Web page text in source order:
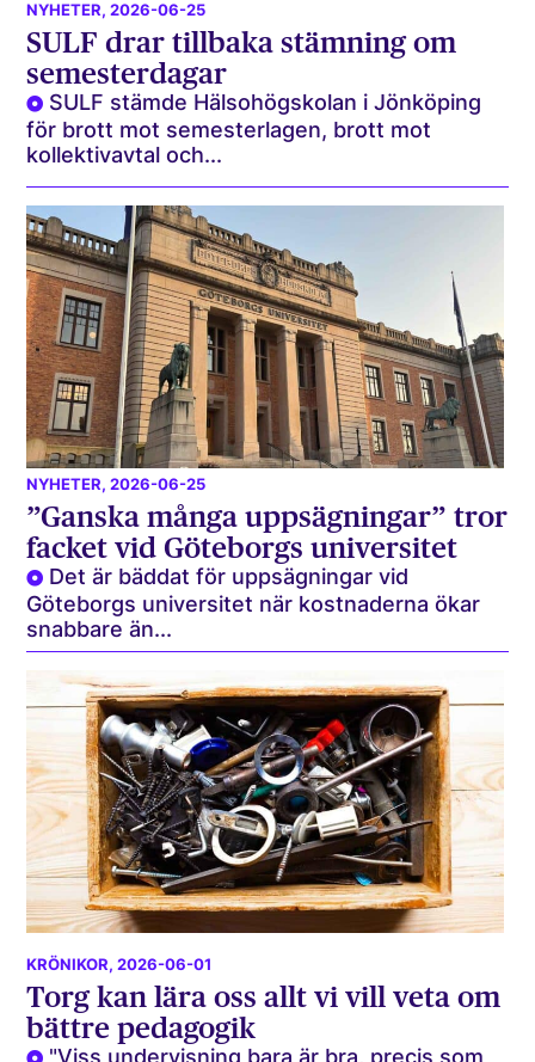
NYHETER, 2026-06-25
SULF drar tillbaka stämning om
semesterdagar
SULF stämde Hälsohögskolan i Jönköping
för brott mot semesterlagen, brott mot
kollektivavtal och...
NYHETER, 2026-06-25
”Ganska många uppsägningar” tror
facket vid Göteborgs universitet
Det är bäddat för uppsägningar vid
Göteborgs universitet när kostnaderna ökar
snabbare än...
KRÖNIKOR, 2026-06-01
Torg kan lära oss allt vi vill veta om
bättre pedagogik